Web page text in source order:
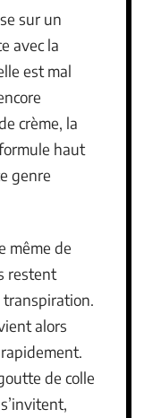
sur un
avec la
est mal
crème, la
haut
genre
même de
restent
transpiration.
alors
de colle